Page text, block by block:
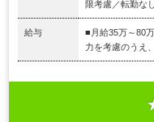
限考慮／転勤な
給与
■月給35万～80
力を考慮のうえ